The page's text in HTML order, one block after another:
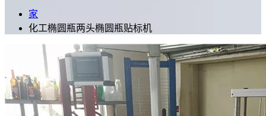
家
化工椭圆瓶两头椭圆瓶贴标机